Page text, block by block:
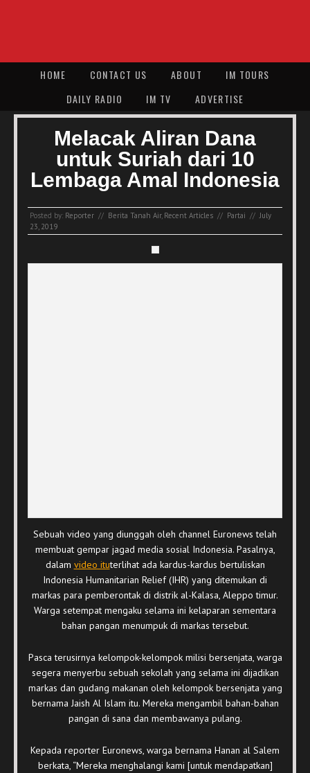
HOME CONTACT US ABOUT
IM TOURS
DAILY RADIO
IM TV ADVERTISE
Melacak Aliran Dana
untuk Suriah dari 10
Lembaga Amal Indonesia
Posted by: Reporter // Berita Tanah Air, Recent Articles // Partai // July
23, 2019
Sebuah video yang diunggah oleh channel Euronews telah
membuat gempar jagad media sosial Indonesia. Pasalnya,
dalam video ituterlihat ada kardus-kardus bertuliskan
Indonesia Humanitarian Relief (IHR) yang ditemukan di
markas para pemberontak di distrik al-Kalasa, Aleppo timur.
Warga setempat mengaku selama ini kelaparan sementara
bahan pangan menumpuk di markas tersebut.
Pasca terusirnya kelompok-kelompok milisi bersenjata, warga
segera menyerbu sebuah sekolah yang selama ini dijadikan
markas dan gudang makanan oleh kelompok bersenjata yang
bernama Jaish Al Islam itu. Mereka mengambil bahan-bahan
pangan di sana dan membawanya pulang.
Kepada reporter Euronews, warga bernama Hanan al Salem
berkata, “Mereka menghalangi kami [untuk mendapatkan]